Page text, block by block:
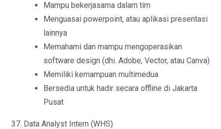
Mampu bekerjasama dalam tim
Menguasai powerpoint, atau aplikasi presentasi
lainnya
Memahami dan mampu mengoperasikan
software design (dhi. Adobe, Vector, atau Canva)
Memiliki kemampuan multimedua
Bersedia untuk hadir secara offline di Jakarta
Pusat
Data Analyst Intern (WHS)